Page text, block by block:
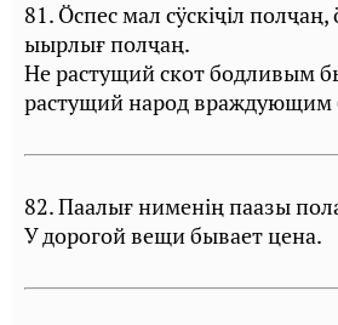
81. Öспес мал сÿскiҷiл полҷаң,
ыырлығ полҷаң.
Не растущий скот бодливым
растущий народ враждующим
82. Паалығ нименiң паазы
У дорогой вещи бывает цена.